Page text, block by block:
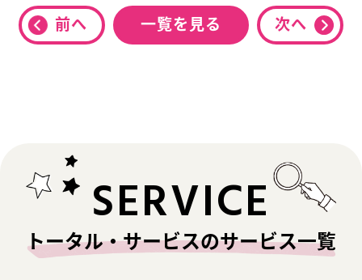
前へ 一覧を見る 次へ
SERVICE
トータル・サービスのサービス一覧